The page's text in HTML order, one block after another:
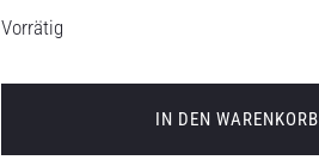
Vorrätig
IN DEN WARENKORB